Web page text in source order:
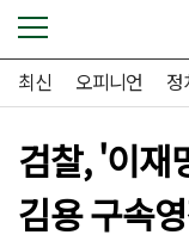
최신 오피니언 정
검찰, '이재
김용 구속